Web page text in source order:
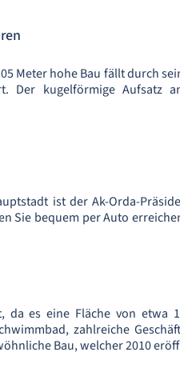
Meter hohe Bau fällt durch
Der kugelförmige Aufsatz
ist der Ak-Orda-
Sie bequem per Auto
es eine Fläche von etwa
zahlreiche
Bau, welcher 2010